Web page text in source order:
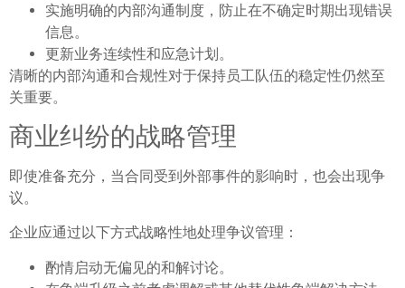
实施明确的内部沟通制度，防止在不确定时期出现错误
信息。
更新业务连续性和应急计划。
清晰的内部沟通和合规性对于保持员工队伍的稳定性仍然至
关重要。
商业纠纷的战略管理
即使准备充分，当合同受到外部事件的影响时，也会出现争
议。
企业应通过以下方式战略性地处理争议管理：
酌情启动无偏见的和解讨论。